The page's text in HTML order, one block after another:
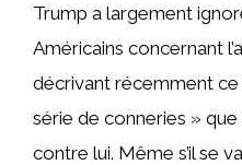
Trump a largement
Américains concernant
décrivant récemment
série de conneries »
contre lui. Même s’il se